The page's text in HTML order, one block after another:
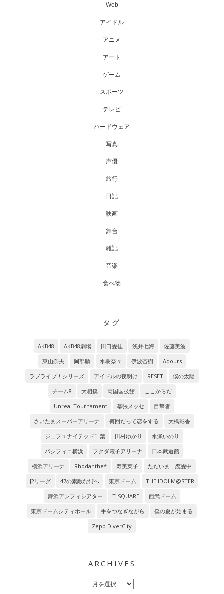
Web
アイドル
アニメ
アート
ゲーム
スポーツ
テレビ
ハードウェア
写真
声優
旅行
日記
映画
舞台
雑記
音楽
食べ物
タグ
AKB48 AKB48劇場 田口愛佳 浅井七海
佐藤美波
東山奈央
岡部麟 水樹奈々 伊波杏樹
Aqours
ラブライブ！シリーズ
アイドルの夜明け RESET
僕の太陽
チーム8
大相撲 両国国技館
ここからだ
Unreal Tournament
幕張メッセ
目撃者
さいたまスーパーアリーナ
何回だって恋をする
大橋彩香
ジェフユナイテッド千葉
田村ゆかり
水瀬いのり
パシフィコ横浜
フクダ電子アリーナ
日本武道館
横浜アリーナ
Rhodanthe* 寿美菜子
ただいま 恋愛中
J2リーグ
47の素敵な街へ 東京ドーム
THE IDOLM@STER
舞浜アンフィシアター
T-SQUARE
西武ドーム
東京ドームシティホール
手をつなぎながら
僕の夏が始まる
Zepp DiverCity
ARCHIVES
Archives